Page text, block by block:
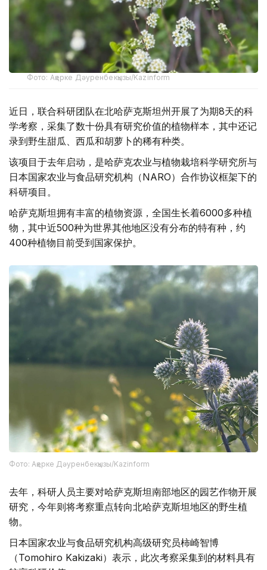
Фото: Ақерке Дәуренбекқызы/Kazinform
近日，联合科研团队在北哈萨克斯坦州开展了为期8天的科
学考察，采集了数十份具有研究价值的植物样本，其中还记
录到野生甜瓜、西瓜和胡萝卜的稀有种类。
该项目于去年启动，是哈萨克农业与植物栽培科学研究所与
日本国家农业与食品研究机构（NARO）合作协议框架下的
科研项目。
哈萨克斯坦拥有丰富的植物资源，全国生长着6000多种植
物，其中近500种为世界其他地区没有分布的特有种，约
400种植物目前受到国家保护。
Фото: Ақерке Дәуренбекқызы/Kazinform
去年，科研人员主要对哈萨克斯坦南部地区的园艺作物开展
研究，今年则将考察重点转向北哈萨克斯坦地区的野生植
物。
日本国家农业与食品研究机构高级研究员柿崎智博
（Tomohiro Kakizaki）表示，此次考察采集到的材料具有